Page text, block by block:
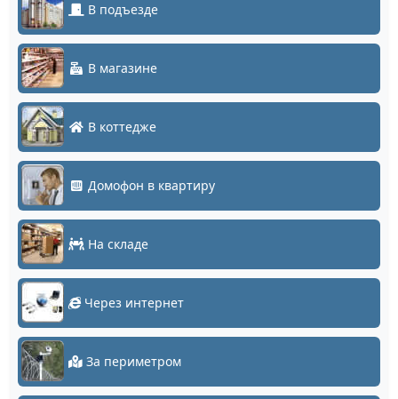
В подъезде
В магазине
В коттедже
Домофон в квартиру
На складе
Через интернет
За периметром